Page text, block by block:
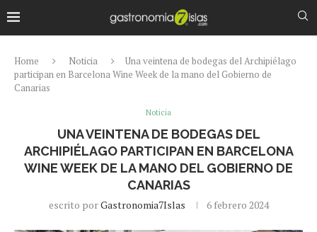
Home Noticia
Una veintena de bodegas del Archipiélago
participan en Barcelona Wine Week de la mano del Gobierno de
Canarias
Noticia
UNA VEINTENA DE BODEGAS DEL
ARCHIPIÉLAGO PARTICIPAN EN BARCELONA
WINE WEEK DE LA MANO DEL GOBIERNO DE
CANARIAS
escrito porGastronomia7Islas 6 febrero 2024